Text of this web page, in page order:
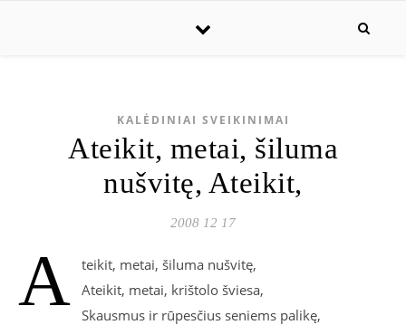
KALĖDINIAI SVEIKINIMAI
Ateikit, metai, šiluma
nušvitę, Ateikit,
2008 12 17
A teikit, metai, šiluma nušvitę,
Ateikit, metai, krištolo šviesa,
Skausmus ir rūpesčius seniems palikę,